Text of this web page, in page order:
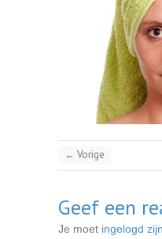
← Vorige
Geef een
Je moet ingelogd